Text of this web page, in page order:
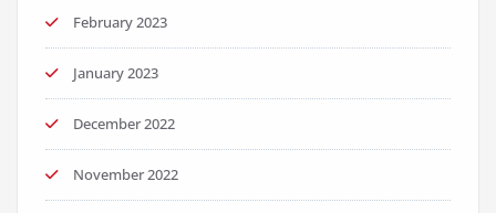
February 2023
January 2023
December 2022
November 2022